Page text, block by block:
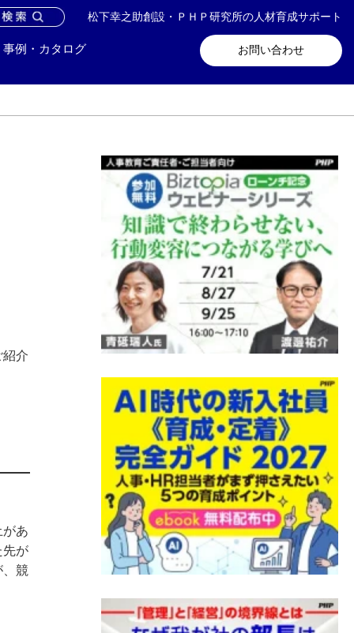
松下幸之助創設・ＰＨＰ研究所の人材育成サポート
お問い合わせ
事例・カタログ
い合わせ メールマガジン登録
介
あ
先が
、競